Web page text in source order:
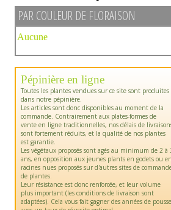
PAR COULEUR DE FLORAISON
Aucune
Pépinière en ligne
Toutes les plantes vendues sur ce site sont produites
dans notre pépinière.
Les articles sont donc disponibles au moment de la
commande. Contrairement aux plates-formes de
vente en ligne traditionnelles, nos délais de
sont fortement réduits, et la qualité de nos plantes
est garantie.
Les végétaux proposés sont agés au minimum de 2 à
ans, en opposition aux jeunes plants en godets ou en
racines nues proposés sur d'autres sites de
de plantes.
Leur résistance est donc renforcée, et leur volume
plus important (les conditions de livraison sont
adaptées). Cela vous fait gagner des années de